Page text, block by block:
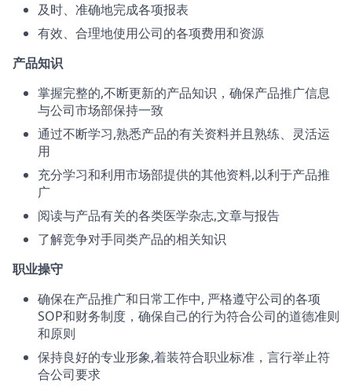
及时、准确地完成各项报表
有效、合理地使用公司的各项费用和资源
产品知识
掌握完整的,不断更新的产品知识，确保产品推广信息
与公司市场部保持一致
通过不断学习,熟悉产品的有关资料并且熟练、灵活运
用
充分学习和利用市场部提供的其他资料,以利于产品推
广
阅读与产品有关的各类医学杂志,文章与报告
了解竞争对手同类产品的相关知识
职业操守
确保在产品推广和日常工作中, 严格遵守公司的各项
SOP和财务制度，确保自己的行为符合公司的道德准则
和原则
保持良好的专业形象,着装符合职业标准，言行举止符
合公司要求